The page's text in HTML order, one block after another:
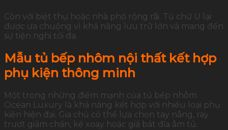
Còn với biệt thự hoặc nhà phố rộng rãi. Tủ chữ U lại
được ưa chuộng vì khả năng lưu trữ lớn và mang đến
sự tiện nghi tối đa.
Mẫu tủ bếp nhôm nội thất kết hợp
phụ kiện thông minh
Một trong những điểm mạnh của tủ bếp nhôm
Ocean Luxury là khả năng kết hợp với nhiều loại phụ
kiện hiện đại. Gia chủ có thể lựa chọn tay nâng, ray
trượt giảm chấn, kệ xoay hoặc giá bát đĩa âm tủ.